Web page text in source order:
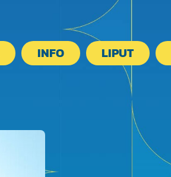
INFO LIPUT